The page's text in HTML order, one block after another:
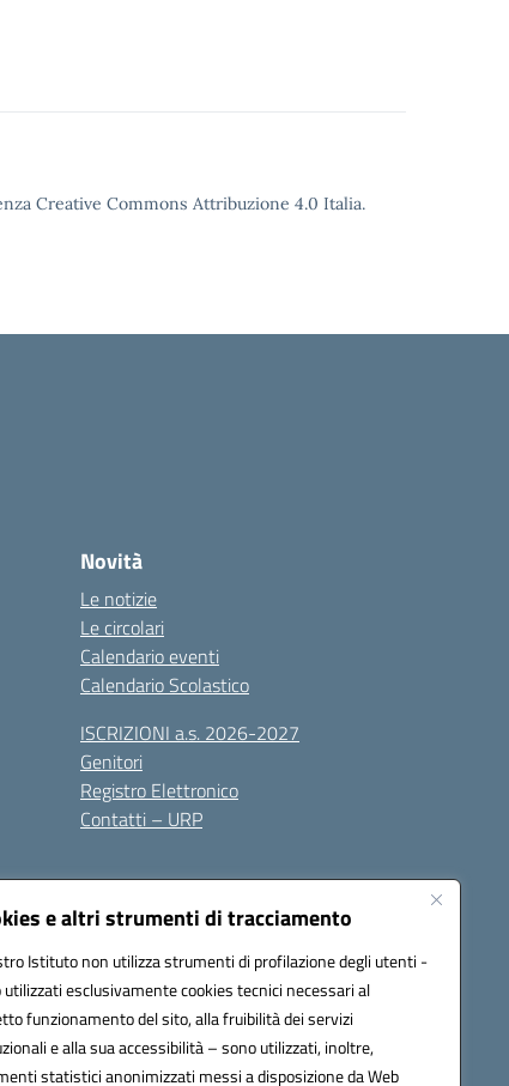
e altri strumenti di tracciamento
Istituto non utilizza strumenti di profilazione degli utenti -
utilizzati esclusivamente cookies tecnici necessari al
funzionamento del sito, alla fruibilità dei servizi
e alla sua accessibilità – sono utilizzati, inoltre,
statistici anonimizzati messi a disposizione da Web
Creative Commons Attribuzione 4.0 Italia.
Novità
Le notizie
Le circolari
Calendario eventi
Calendario Scolastico
ISCRIZIONI a.s. 2026-2027
Genitori
Registro Elettronico
Contatti – URP